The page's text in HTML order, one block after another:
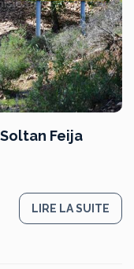
Feija
LIRE LA SUITE